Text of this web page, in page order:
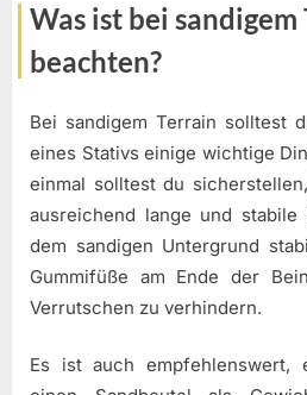
Was ist bei sandigem
beachten?
Bei sandigem Terrain solltest
eines Stativs einige wichtige
einmal solltest du
ausreichend lange und
dem sandigen Untergrund
Gummifüße am Ende der
Verrutschen zu verhindern.
Es ist auch empfehlenswert,